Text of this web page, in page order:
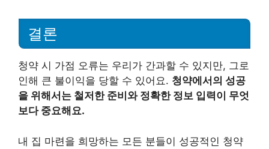
결론
청약 시 가점 오류는 우리가 간과할 수 있지만, 그로
인해 큰 불이익을 당할 수 있어요. 청약에서의 성공
을 위해서는 철저한 준비와 정확한 정보 입력이 무엇
보다 중요해요.
내 집 마련을 희망하는 모든 분들이 성공적인 청약